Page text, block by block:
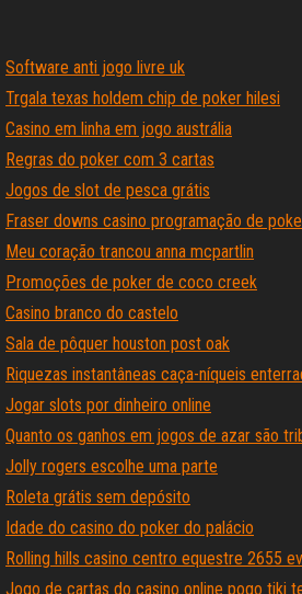
Software anti jogo livre uk
Trgala texas holdem chip de poker hilesi
Casino em linha em jogo austrália
Regras do poker com 3 cartas
Jogos de slot de pesca grátis
Fraser downs casino programação de
Meu coração trancou anna mcpartlin
Promoções de poker de coco creek
Casino branco do castelo
Sala de pôquer houston post oak
Riquezas instantâneas caça-níqueis
Jogar slots por dinheiro online
Quanto os ganhos em jogos de azar são
Jolly rogers escolhe uma parte
Roleta grátis sem depósito
Idade do casino do poker do palácio
Rolling hills casino centro equestre 2655
Jogo de cartas do casino online pogo tiki